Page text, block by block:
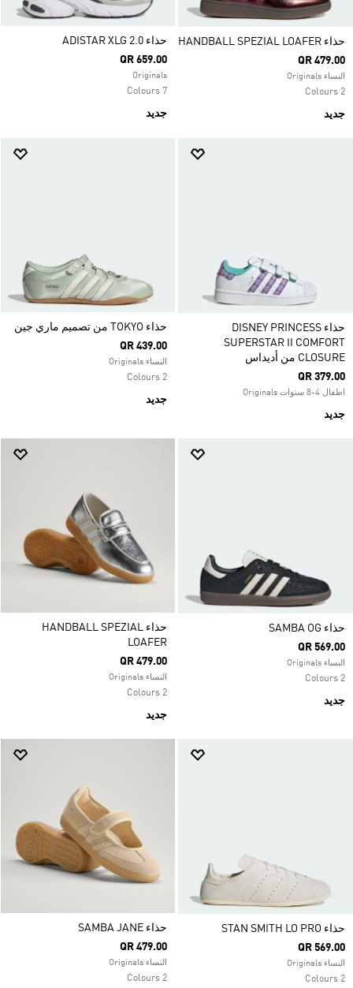
حذاء HANDBALL SPEZIAL LOAFER
QR 479.00
النساء Originals
2 Colours
جديد
حذاء ADISTAR XLG 2.0
QR 659.00
Originals
7 Colours
جديد
حذاء DISNEY PRINCESS
SUPERSTAR II COMFORT
CLOSURE من أديداس
QR 379.00
اطفال 4-8 سنوات Originals
جديد
حذاء TOKYO من تصميم ماري جين
QR 439.00
النساء Originals
2 Colours
جديد
حذاء SAMBA OG
QR 569.00
النساء Originals
2 Colours
جديد
حذاء HANDBALL SPEZIAL
LOAFER
QR 479.00
النساء Originals
2 Colours
جديد
حذاء STAN SMITH LO PRO
QR 569.00
النساء Originals
2 Colours
حذاء SAMBA JANE
QR 479.00
النساء Originals
2 Colours